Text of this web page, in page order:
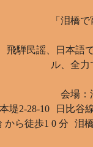
「泪橋
飛騨民謡、日本語
ル、全力
会場：
堤2-28-10 日比谷
から徒歩1 0 分 泪